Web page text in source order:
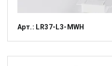
Арт.: LR37-L3-MWH